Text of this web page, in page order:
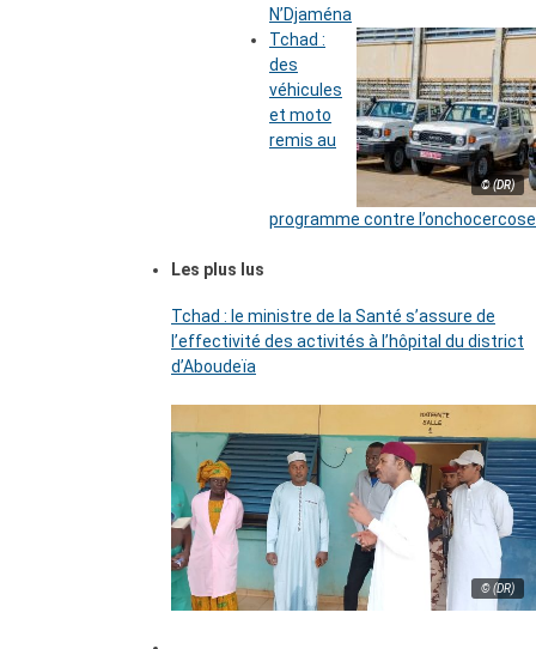
N’Djaména
© (DR)
Tchad :
des
véhicules
et moto
remis au
programme contre l’onchocercose
Les plus lus
Tchad : le ministre de la Santé s’assure de
l’effectivité des activités à l’hôpital du district
d’Aboudeïa
© (DR)